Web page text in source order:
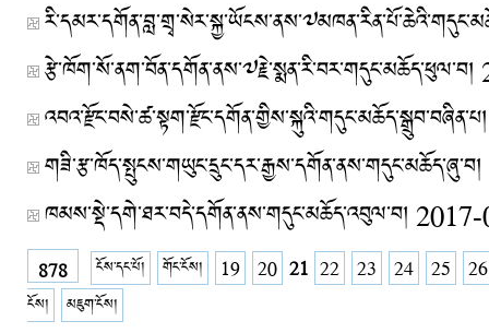
རྩེ་ཁོག་སོ་ནག་བོན་དགོན་ནས་༧རྗེ་སྨན་རི་བར་གདུང་མཆོད་ཕུལ་བ།
འབའ་རྫོང་བསེ་ཚ་སྟག་རྫོང་དགོན་གྱིས་སྐུའི་གདུང་མཆོད་སྒྲུབ་བཞིན་པ།
གཟི་རྩ་ཁོད་སྤུངས་གཡུང་དྲུང་དར་རྒྱས་དགོན་ནས་གདུང་མཆོད་ཞུ་བ།
ཁམས་སྡེ་དགེ་ཐར་བདེ་དགོན་ནས་གདུང་མཆོད་འབུལ་བ།
878 ངོས་དང་པོ། གོང་ངོས། 19 20 21 22 23 24 25
26
ངོས།
མཇུག་ངོས།